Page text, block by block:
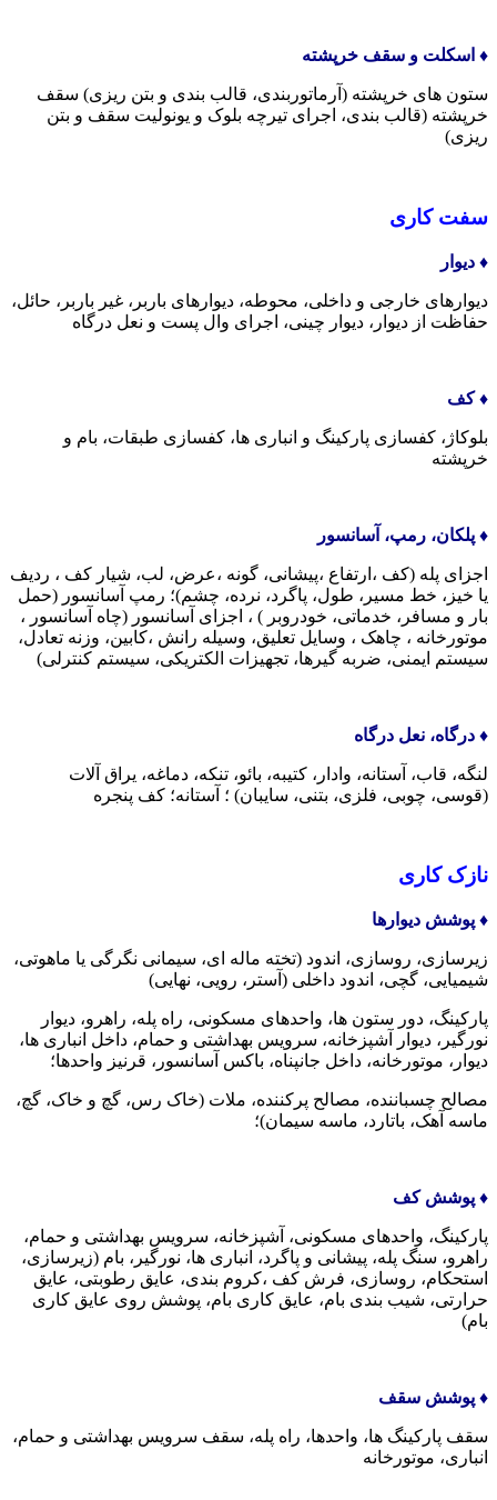
♦️ اسکلت و سقف خرپشته
ستون های خرپشته (آرماتوربندی، قالب بندی و بتن ریزی) سقف
خرپشته (قالب بندی، اجرای تیرچه بلوک و یونولیت سقف و بتن
ریزی)
سفت کاری
♦️ دیوار
دیوارهای خارجی و داخلی، محوطه، دیوارهای باربر، غیر باربر، حائل،
حفاظت از دیوار، دیوار چینی، اجرای وال پست و نعل درگاه
♦️ کف
بلوکاژ، کفسازی پارکینگ و انباری ها، کفسازی طبقات، بام و
خرپشته
♦️ پلکان، رمپ، آسانسور
اجزای پله (کف ،ارتفاع ،پیشانی، گونه ،عرض، لب، شیار کف ، ردیف
یا خیز، خط مسیر، طول، پاگرد، نرده، چشم)؛ رمپ آسانسور (حمل
بار و مسافر، خدماتی، خودروبر ) ، اجزای آسانسور (چاه آسانسور ،
موتورخانه ، چاهک ، وسایل تعلیق، وسیله رانش ،کابین، وزنه تعادل،
سیستم ایمنی، ضربه گیرها، تجهیزات الکتریکی، سیستم کنترلی)
♦️ درگاه، نعل درگاه
لنگه، قاب، آستانه، وادار، کتیبه، بائو، تنکه، دماغه، یراق آلات
(قوسی، چوبی، فلزی، بتنی، سایبان) ؛ آستانه؛ کف پنجره
نازک کاری
♦️ پوشش دیوارها
زیرسازی، روسازی، اندود (تخته ماله ای، سیمانی نگرگی یا ماهوتی،
شیمیایی، گچی، اندود داخلی (آستر، رویی، نهایی)
پارکینگ، دور ستون ها، واحدهای مسکونی، راه پله، راهرو، دیوار
نورگیر، دیوار آشپزخانه، سرویس بهداشتی و حمام، داخل انباری ها،
دیوار، موتورخانه، داخل جانپناه، باکس آسانسور، قرنیز واحدها؛
مصالح چسباننده، مصالح پرکننده، ملات (خاک رس، گچ و خاک، گچ،
ماسه آهک، باتارد، ماسه سیمان)؛
♦️ پوشش کف
پارکینگ، واحدهای مسکونی، آشپزخانه، سرویس بهداشتی و حمام،
راهرو، سنگ پله، پیشانی و پاگرد، انباری ها، نورگیر، بام (زیرسازی،
استحکام، روسازی، فرش کف ،کروم بندی، عایق رطوبتی، عایق
حرارتی، شیب بندی بام، عایق کاری بام، پوشش روی عایق کاری
بام)
♦️ پوشش سقف
سقف پارکینگ ها، واحدها، راه پله، سقف سرویس بهداشتی و حمام،
انباری، موتورخانه